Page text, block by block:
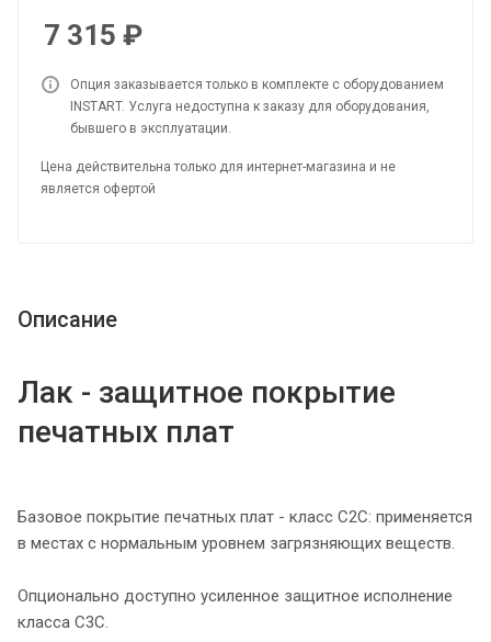
7 315 ₽
Опция заказывается только в комплекте с оборудованием
INSTART. Услуга недоступна к заказу для оборудования,
бывшего в эксплуатации.
Цена действительна только для интернет-магазина и не
является офертой
Описание
Лак - защитное покрытие
печатных плат
Базовое покрытие печатных плат - класс С2С: применяется
в местах с нормальным уровнем загрязняющих веществ.
Опционально доступно усиленное защитное исполнение
класса С3С.